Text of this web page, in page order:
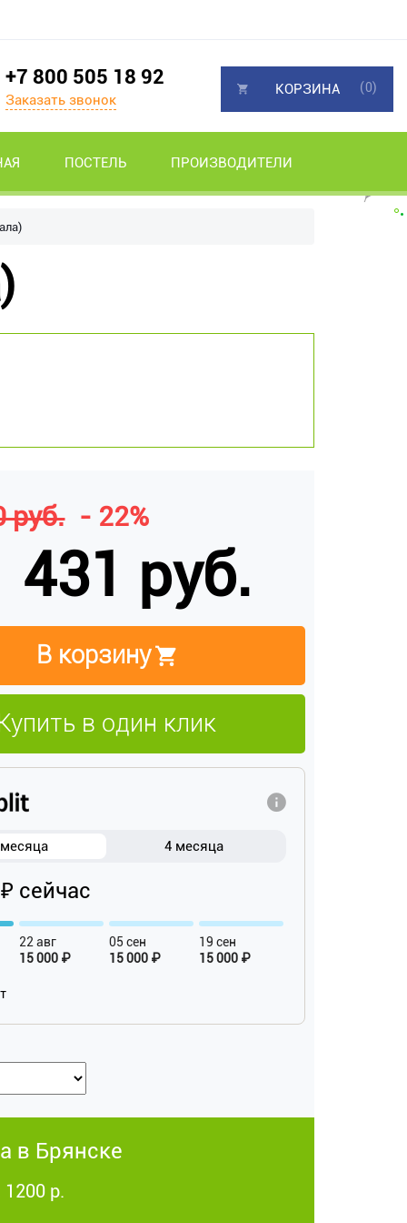
+7 800 505 18 92
Заказать звонок
ПОСТЕЛЬ ПРОИЗВОДИТЕЛИ
КОРЗИНА (0)
руб. - 22%
431 руб.
В корзину
в один клик
4 месяца
сейчас
22 авг
15 000 ₽
05 сен
15 000 ₽
19 сен
15 000 ₽
в Брянске
1200 р.